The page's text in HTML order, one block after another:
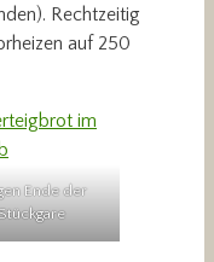
Rechtzeitig
auf 250
Ende der